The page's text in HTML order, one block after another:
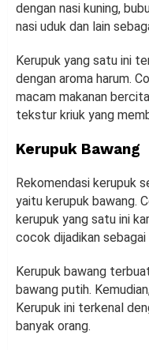
dengan nasi kuning,
nasi uduk dan lain
Kerupuk yang satu ini
dengan aroma harum.
macam makanan
tekstur kriuk yang
Kerupuk Bawang
Rekomendasi kerupuk
yaitu kerupuk bawang.
kerupuk yang satu ini
cocok dijadikan sebagai
Kerupuk bawang
bawang putih.
Kerupuk ini terkenal
banyak orang.